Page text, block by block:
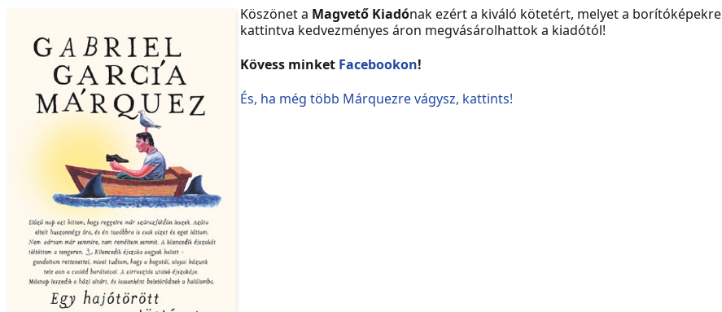
Köszönet a Magvető Kiadónak ezért a kiváló kötetért, melyet a borítóképekre
kattintva kedvezményes áron megvásárolhattok a kiadótól!
Kövess minket Facebookon!
És, ha még több Márquezre vágysz, kattints!